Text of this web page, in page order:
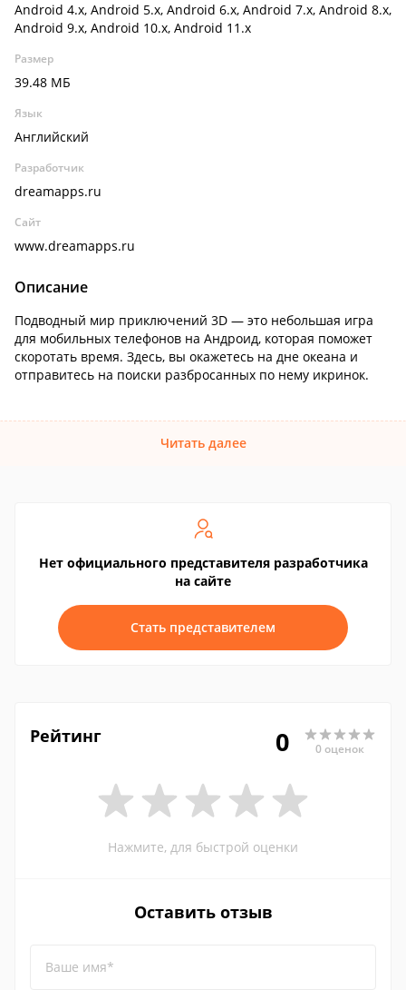
Android 4.x, Android 5.x, Android 6.x, Android 7.x, Android 8.x,
Android 9.x, Android 10.x, Android 11.x
Размер
39.48 МБ
Язык
Английский
Разработчик
dreamapps.ru
Сайт
www.dreamapps.ru
Описание
Подводный мир приключений 3D — это небольшая игра
для мобильных телефонов на Андроид, которая поможет
скоротать время. Здесь, вы окажетесь на дне океана и
отправитесь на поиски разбросанных по нему икринок.
Читать далее
Нет официального представителя разработчика
на сайте
Стать представителем
Рейтинг 0 0 оценок
Нажмите, для быстрой оценки
Оставить отзыв
Ваше имя*